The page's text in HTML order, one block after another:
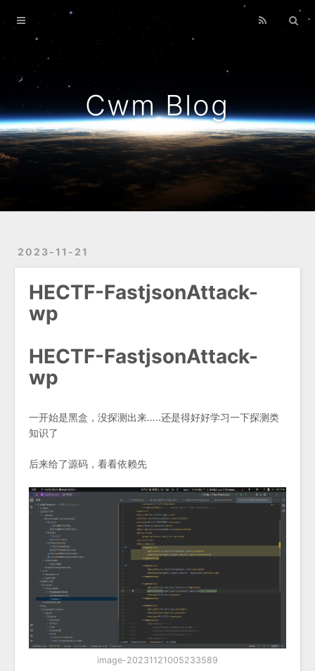
Cwm Blog
2023-11-21
HECTF-FastjsonAttack-
wp
HECTF-FastjsonAttack-
wp
一开始是黑盒，没探测出来…..还是得好好学习一下探测类
知识了
后来给了源码，看看依赖先
image-20231121005233589
Home